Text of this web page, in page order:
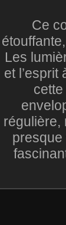
Ce
Les
et
régulière,
presque